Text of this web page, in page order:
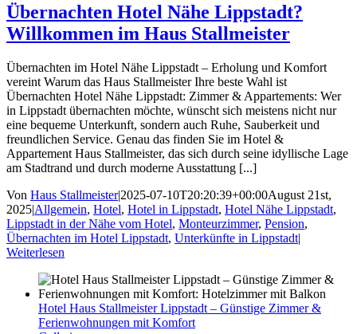
Übernachten Hotel Nähe Lippstadt?
Willkommen im Haus Stallmeister
Übernachten im Hotel Nähe Lippstadt – Erholung und Komfort
vereint Warum das Haus Stallmeister Ihre beste Wahl ist
Übernachten Hotel Nähe Lippstadt: Zimmer & Appartements: Wer
in Lippstadt übernachten möchte, wünscht sich meistens nicht nur
eine bequeme Unterkunft, sondern auch Ruhe, Sauberkeit und
freundlichen Service. Genau das finden Sie im Hotel &
Appartement Haus Stallmeister, das sich durch seine idyllische Lage
am Stadtrand und durch moderne Ausstattung [...]
Von Haus Stallmeister|2025-07-10T20:20:39+00:00August 21st,
2025|Allgemein, Hotel, Hotel in Lippstadt, Hotel Nähe Lippstadt,
Lippstadt in der Nähe vom Hotel, Monteurzimmer, Pension,
Übernachten im Hotel Lippstadt, Unterkünfte in Lippstadt|
Weiterlesen
Hotel Haus Stallmeister Lippstadt – Günstige Zimmer &
Ferienwohnungen mit Komfort